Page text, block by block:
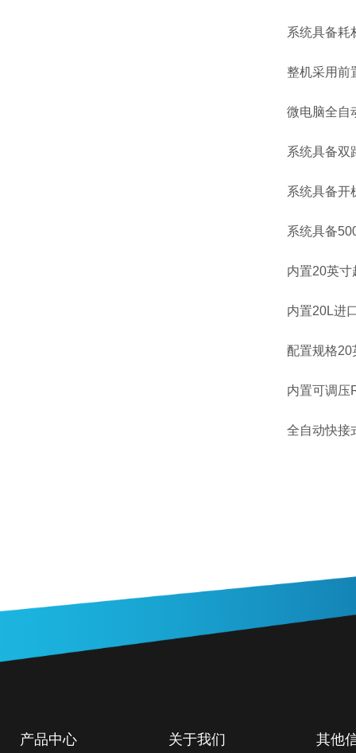
系统具备耗
整机采用前
微电脑全自
系统具备双
系统具备开
系统具备
内置20英
内置20L进
配置规格
内置可调压
全自动快接
产品中心 关于我们 其他